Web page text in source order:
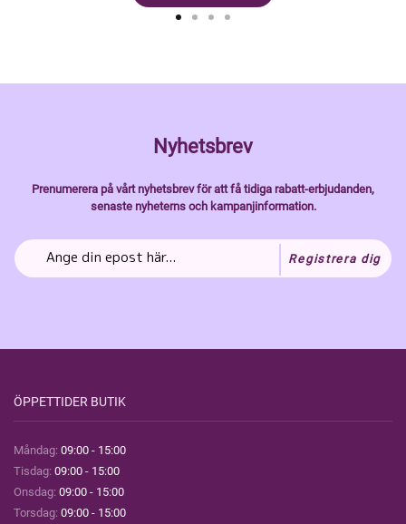
Nyhetsbrev
Prenumerera på vårt nyhetsbrev för att få tidiga rabatt-erbjudanden,
senaste nyheterns och kampanjinformation.
Registrera dig
ÖPPETTIDER BUTIK
Måndag: 09:00 - 15:00
Tisdag: 09:00 - 15:00
Onsdag: 09:00 - 15:00
Torsdag: 09:00 - 15:00